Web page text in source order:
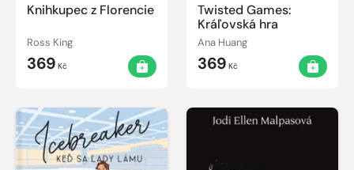
Knihkupec z Florencie
Ross King
369 Kč
Twisted Games:
Kráľovská hra
Ana Huang
369 Kč